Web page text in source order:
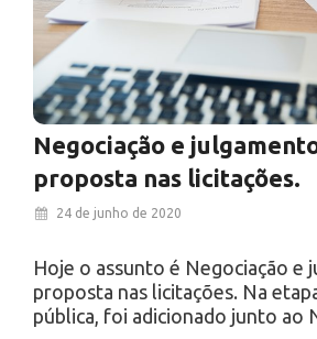
Negociação e
proposta nas licitações.
24 de junho de 2020
Hoje o assunto é Negociação e
proposta nas licitações. Na
pública, foi adicionado junto ao